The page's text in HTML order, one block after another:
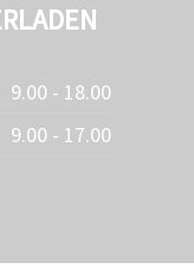
9.00 - 18.00
9.00 - 17.00